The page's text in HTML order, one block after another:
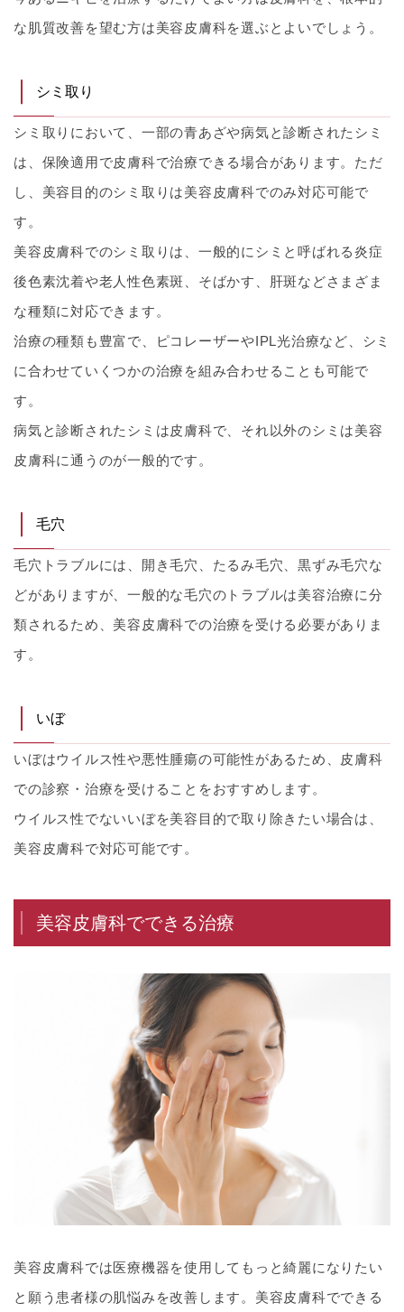
な肌質改善を望む方は美容皮膚科を選ぶとよいでしょう。
シミ取り
シミ取りにおいて、一部の青あざや病気と診断されたシミ
は、保険適用で皮膚科で治療できる場合があります。ただ
し、美容目的のシミ取りは美容皮膚科でのみ対応可能で
す。
美容皮膚科でのシミ取りは、一般的にシミと呼ばれる炎症
後色素沈着や老人性色素斑、そばかす、肝斑などさまざま
な種類に対応できます。
治療の種類も豊富で、ピコレーザーやIPL光治療など、シミ
に合わせていくつかの治療を組み合わせることも可能で
す。
病気と診断されたシミは皮膚科で、それ以外のシミは美容
皮膚科に通うのが一般的です。
毛穴
毛穴トラブルには、開き毛穴、たるみ毛穴、黒ずみ毛穴な
どがありますが、一般的な毛穴のトラブルは美容治療に分
類されるため、美容皮膚科での治療を受ける必要がありま
す。
いぼ
いぼはウイルス性や悪性腫瘍の可能性があるため、皮膚科
での診察・治療を受けることをおすすめします。
ウイルス性でないいぼを美容目的で取り除きたい場合は、
美容皮膚科で対応可能です。
美容皮膚科でできる治療
美容皮膚科では医療機器を使用してもっと綺麗になりたい
と願う患者様の肌悩みを改善します。美容皮膚科でできる